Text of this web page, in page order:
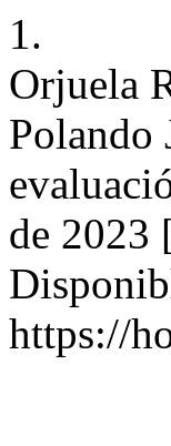
1.
Orjuela
Polando
de 2023
https://